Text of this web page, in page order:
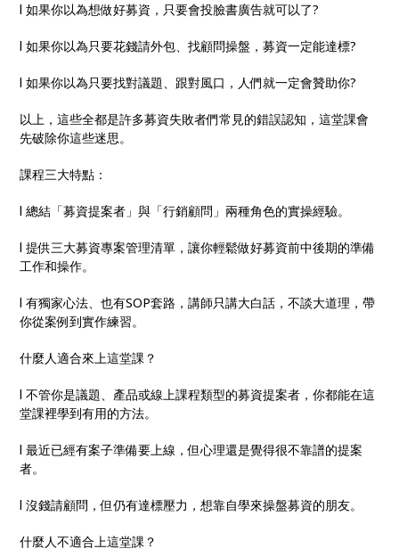
l 如果你以為想做好募資，只要會投臉書廣告就可以了?
l 如果你以為只要花錢請外包、找顧問操盤，募資一定能達標?
l 如果你以為只要找對議題、跟對風口，人們就一定會贊助你?
以上，這些全都是許多募資失敗者們常見的錯誤認知，這堂課會
先破除你這些迷思。
課程三大特點：
l 總結「募資提案者」與「行銷顧問」兩種角色的實操經驗。
l 提供三大募資專案管理清單，讓你輕鬆做好募資前中後期的準備
工作和操作。
l 有獨家心法、也有SOP套路，講師只講大白話，不談大道理，帶
你從案例到實作練習。
什麼人適合來上這堂課？
l 不管你是議題、產品或線上課程類型的募資提案者，你都能在這
堂課裡學到有用的方法。
l 最近已經有案子準備要上線，但心理還是覺得很不靠譜的提案
者。
l 沒錢請顧問，但仍有達標壓力，想靠自學來操盤募資的朋友。
什麼人不適合上這堂課？